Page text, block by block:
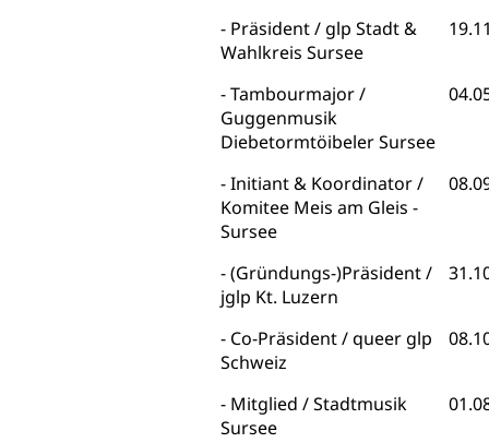
Präsident / glp Stadt &
Wahlkreis Sursee
Tambourmajor /
Guggenmusik
Diebetormtöibeler Sursee
Initiant & Koordinator /
Komitee Meis am Gleis -
Sursee
(Gründungs-)Präsident /
jglp Kt. Luzern
Co-Präsident / queer glp
Schweiz
Mitglied / Stadtmusik
Sursee
Schlichtungsstelle SEG
Anlaufstelle Schutz vor Diskriminierung
(fabia)
Schutz vor Diskriminierung
Strafregister und Strafverfahren
Strafrecht, Strafrechtspflege, Gerichtsverfahren,
Strafregistereintrag, Strafregisterauszug,
Strafregisterauszug bestellen (EJPD)
Vormund, Amtsvormund, Mündel,
Vormundschaftsbehörde, Kindesschutz,
Kindes- und Erwachsenenschutz KESB
Kindes- und Erwachsenenschutzbehörden im
Kanton Luzern
Abfallentsorgung, Kehrichtabfuhr, Müllabfuhr